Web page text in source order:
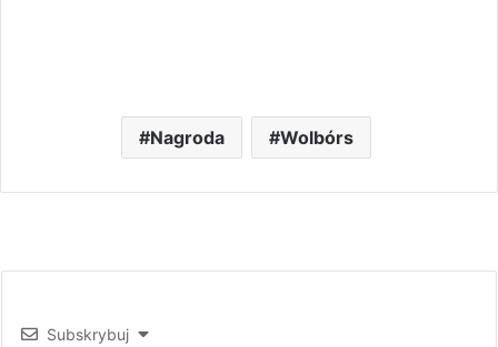
Nagroda Wolbórs
Subskrybuj